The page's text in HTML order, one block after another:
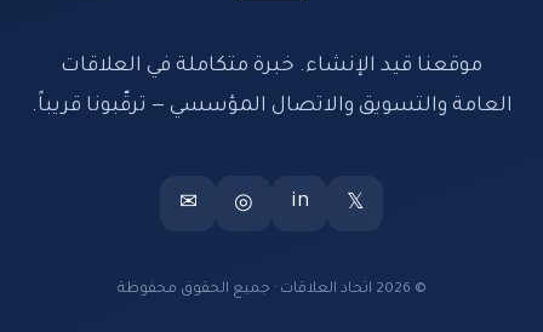
موقعنا قيد الإنشاء. خبرة متكاملة في العلاقات
العامة والتسويق والاتصال المؤسسي — ترقّبونا قريباً.
𝕏
in
◎
✉
© 2026 اتحاد العلاقات · جميع الحقوق محفوظة